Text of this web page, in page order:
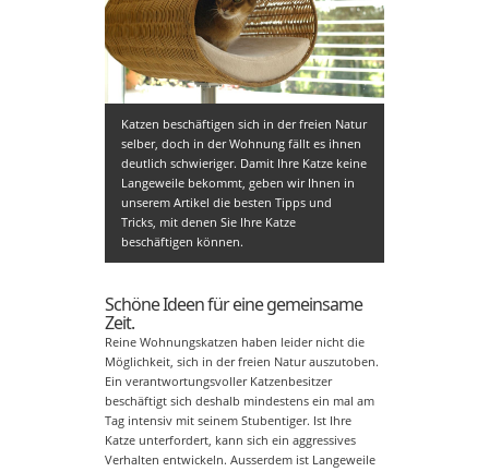
Katzen beschäftigen sich in der freien Natur
selber, doch in der Wohnung fällt es ihnen
deutlich schwieriger. Damit Ihre Katze keine
Langeweile bekommt, geben wir Ihnen in
unserem Artikel die besten Tipps und
Tricks, mit denen Sie Ihre Katze
beschäftigen können.
Schöne Ideen für eine gemeinsame
Zeit.
Reine Wohnungskatzen haben leider nicht die
Möglichkeit, sich in der freien Natur auszutoben.
Ein verantwortungsvoller Katzenbesitzer
beschäftigt sich deshalb mindestens ein mal am
Tag intensiv mit seinem Stubentiger. Ist Ihre
Katze unterfordert, kann sich ein aggressives
Verhalten entwickeln. Ausserdem ist Langeweile